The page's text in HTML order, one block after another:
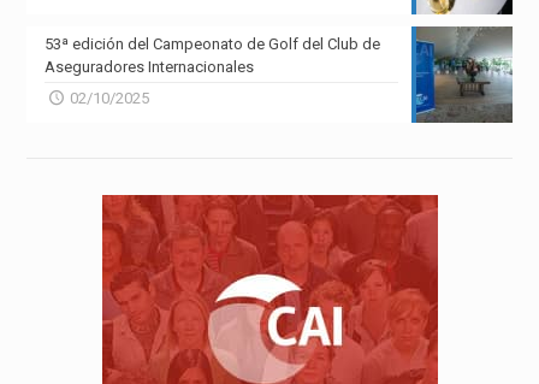
53ª edición del Campeonato de Golf del Club de
Aseguradores Internacionales
02/10/2025